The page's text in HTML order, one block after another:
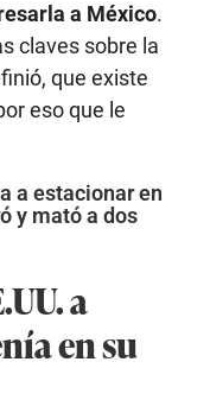
a México.
claves sobre la
que existe
eso que le
a estacionar en
y mató a dos
a
en su